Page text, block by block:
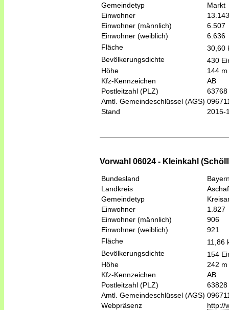
Gemeindetyp
Markt
Einwohner
13.143
Einwohner (männlich)
6.507
Einwohner (weiblich)
6.636
Fläche
30,60
Bevölkerungsdichte
430
Höhe
144
Kfz-Kennzeichen
AB
Postleitzahl (PLZ)
63768
Amtl. Gemeindeschlüssel (AGS)
Stand
2015-
Vorwahl 06024 - Kleinkahl
Bundesland
Landkreis
Gemeindetyp
Einwohner
1.827
Einwohner (männlich)
906
Einwohner (weiblich)
921
Fläche
11,86
Bevölkerungsdichte
154
Höhe
242
Kfz-Kennzeichen
AB
Postleitzahl (PLZ)
63828
Amtl. Gemeindeschlüssel (AGS)
Webpräsenz
http://